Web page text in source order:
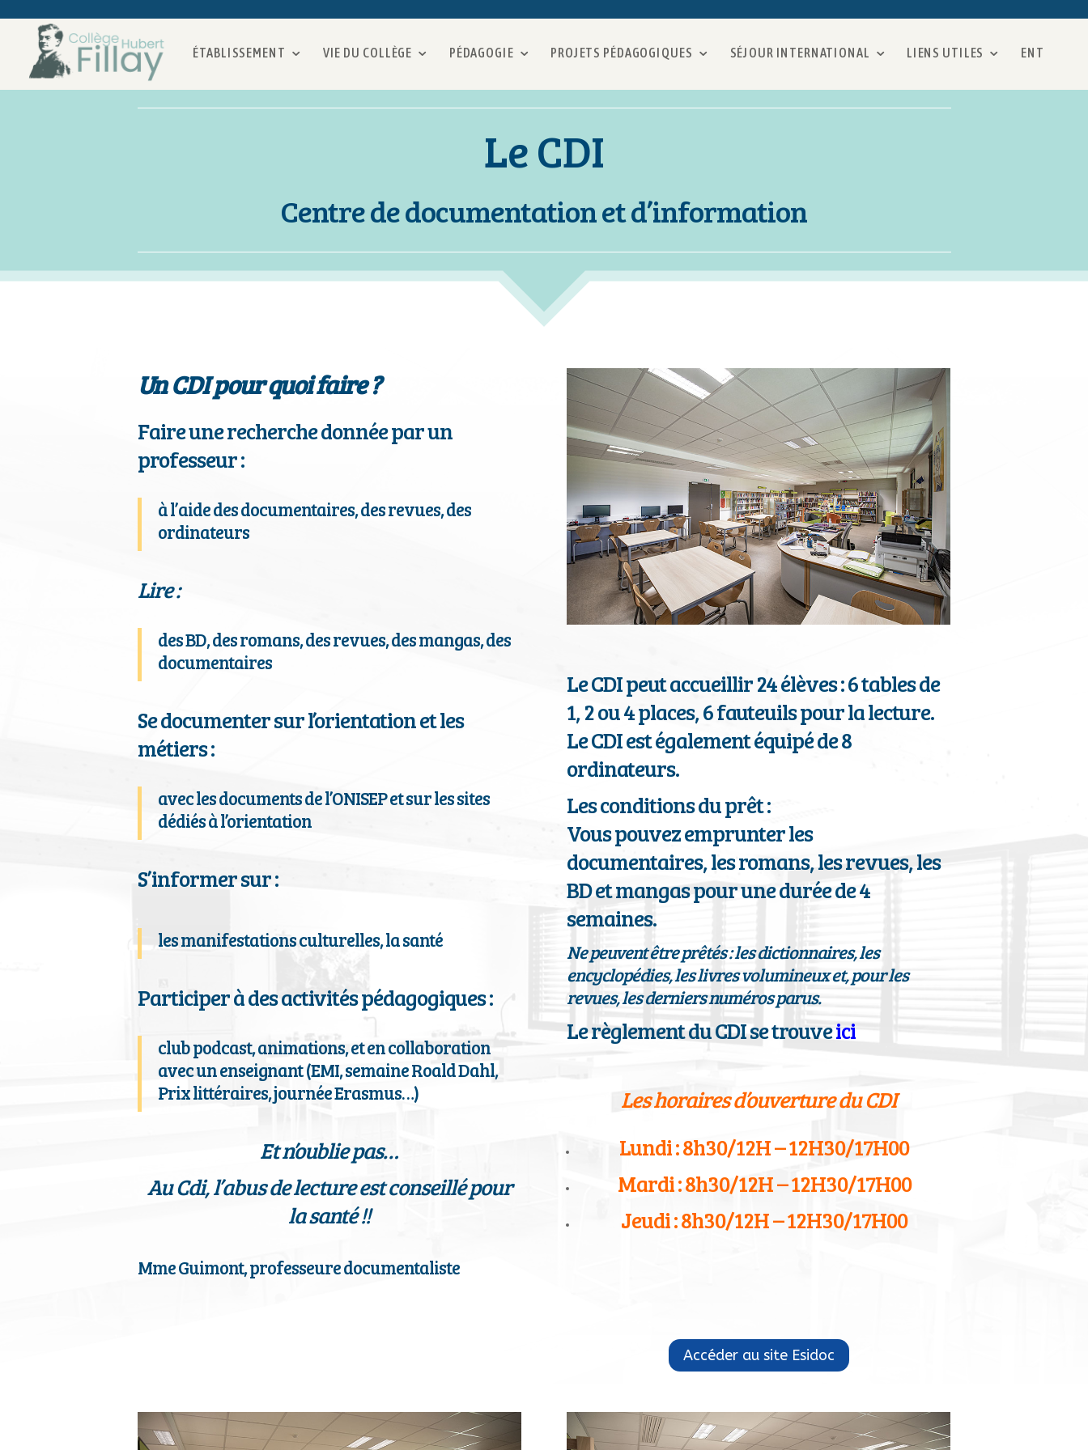
ÉTABLISSEMENT VIE DU COLLÈGE PÉDAGOGIE PROJETS PÉDAGOGIQUES SÉJOUR INTERNATIONAL LIENS UTILES ENT
Le CDI
Centre de documentation et d’information
Un CDI pour quoi faire ?
Faire une recherche donnée par un
professeur :
à l’aide des documentaires, des revues, des
ordinateurs
Lire :
des BD, des romans, des revues, des mangas, des
documentaires
Se documenter sur l’orientation et les
métiers :
avec les documents de l’ONISEP et sur les sites
dédiés à l’orientation
S’informer sur :
les manifestations culturelles, la santé
Participer à des activités pédagogiques :
club podcast, animations, et en collaboration
avec un enseignant (EMI, semaine Roald Dahl,
Prix littéraires, journée Erasmus…)
Et n’oublie pas…
Au Cdi, l’abus de lecture est conseillé pour
la santé!!
Mme Guimont, professeure documentaliste
Le CDI peut accueillir 24 élèves : 6 tables de
1, 2 ou 4 places, 6 fauteuils pour la lecture.
Le CDI est également équipé de 8
ordinateurs.
Les conditions du prêt :
Vous pouvez emprunter les
documentaires, les romans, les revues, les
BD et mangas pour une durée de 4
semaines.
Ne peuvent être prêtés : les dictionnaires, les
encyclopédies, les livres volumineux et, pour les
revues, les derniers numéros parus.
Le règlement du CDI se trouveici
Les horaires d’ouverture du CDI
Lundi : 8h30/12H – 12H30/17H00
Mardi : 8h30/12H – 12H30/17H00
Jeudi : 8h30/12H – 12H30/17H00
Accéder au site Esidoc